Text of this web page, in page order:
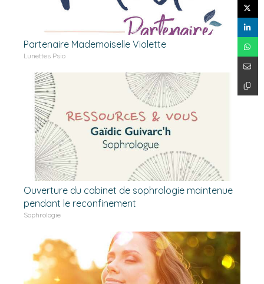
Partenaire Mademoiselle Violette
Lunettes Psio
Ouverture du cabinet de sophrologie maintenue
pendant le reconfinement
Sophrologie